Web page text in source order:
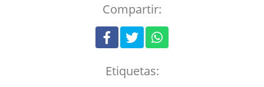
Compartir:
Etiquetas: